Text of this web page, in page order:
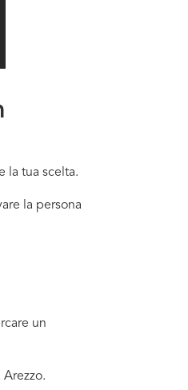
la tua scelta.
la persona
un